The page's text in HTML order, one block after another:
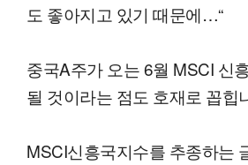
도 좋아지고 있기 때문에…“
중국A주가 오는 6월 MSCI 신
될 것이라는 점도 호재로 꼽힙
MSCI신흥국지수를 추종하는